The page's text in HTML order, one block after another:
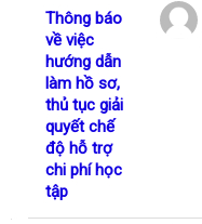
Thông báo
về việc
hướng dẫn
làm hồ sơ,
thủ tục giải
quyết chế
độ hỗ trợ
chi phí học
tập